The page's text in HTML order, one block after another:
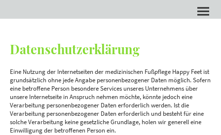
Datenschutzerklärung
Eine Nutzung der Internetseiten der medizinischen Fußpflege Happy Feet ist
grundsätzlich ohne jede Angabe personenbezogener Daten möglich. Sofern
eine betroffene Person besondere Services unseres Unternehmens über
unsere Internetseite in Anspruch nehmen möchte, könnte jedoch eine
Verarbeitung personenbezogener Daten erforderlich werden. Ist die
Verarbeitung personenbezogener Daten erforderlich und besteht für eine
solche Verarbeitung keine gesetzliche Grundlage, holen wir generell eine
Einwilligung der betroffenen Person ein.